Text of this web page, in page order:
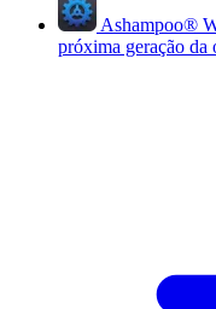
Ashampoo®
próxima geração da